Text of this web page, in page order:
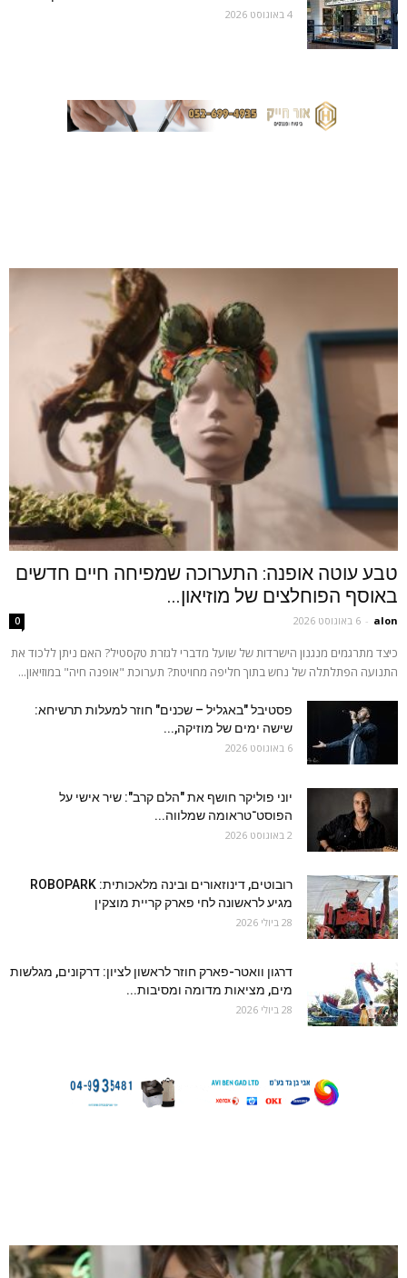
4 באוגוסט 2026
טבע עוטה אופנה: התערוכה שמפיחה חיים חדשים
באוסף הפוחלצים של מוזיאון...
alon
- 6 באוגוסט 2026 0
כיצד מתרגמים מנגנון הישרדות של שועל מדברי לגזרת טקסטיל? האם ניתן ללכוד את
התנועה הפתלתלה של נחש בתוך חליפה מחויטת? תערוכת "אופנה חיה" במוזיאון...
פסטיבל "באגליל – שכנים" חוזר למעלות תרשיחא:
שישה ימים של מוזיקה,...
6 באוגוסט 2026
יוני פוליקר חושף את "הלם קרב": שיר אישי על
הפוסט־טראומה שמלווה...
2 באוגוסט 2026
רובוטים, דינוזאורים ובינה מלאכותית: ROBOPARK
מגיע לראשונה לחי פארק קריית מוצקין
28 ביולי 2026
דרגון וואטר-פארק חוזר לראשון לציון: דרקונים, מגלשות
מים, מציאות מדומה ומסיבות...
28 ביולי 2026